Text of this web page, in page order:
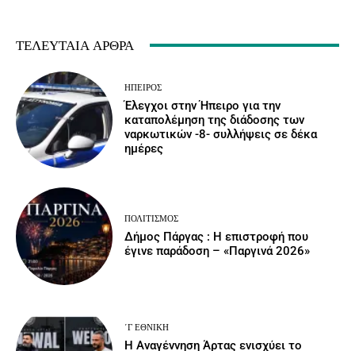
ΤΕΛΕΥΤΑΊΑ ΆΡΘΡΑ
ΉΠΕΙΡΟΣ
Έλεγχοι στην Ήπειρο για την
καταπολέμηση της διάδοσης των
ναρκωτικών -8- συλλήψεις σε δέκα
ημέρες
ΠΟΛΙΤΙΣΜΌΣ
Δήμος Πάργας : Η επιστροφή που
έγινε παράδοση – «Παργινά 2026»
΄Γ ΕΘΝΙΚΉ
Η Αναγέννηση Άρτας ενισχύει το